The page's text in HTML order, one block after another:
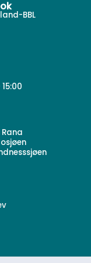
BBL
Rana